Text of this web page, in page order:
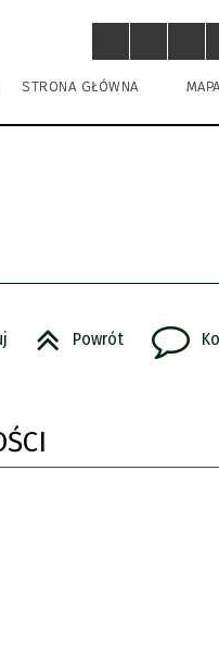
STRONA GŁÓWNA
Powrót